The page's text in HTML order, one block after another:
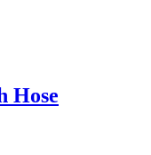
Hose